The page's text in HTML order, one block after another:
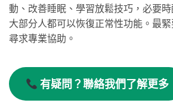
動、改善睡眠、學習放鬆技巧，必要時
大部分人都可以恢復正常性功能。最
尋求專業協助。
有疑問？聯絡我們了解更多